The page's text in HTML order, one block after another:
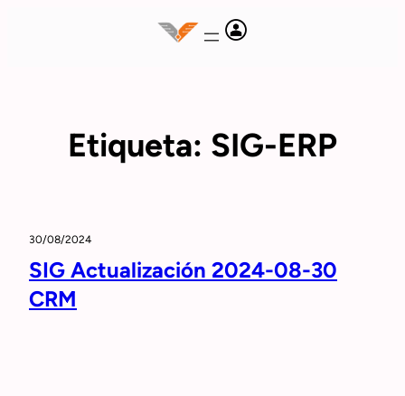
Etiqueta: SIG-ERP
30/08/2024
SIG Actualización 2024-08-30
CRM